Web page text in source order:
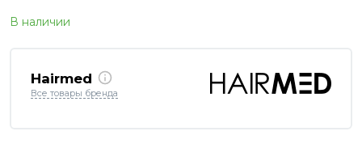
В наличии
Hairmed
Все товары бренда